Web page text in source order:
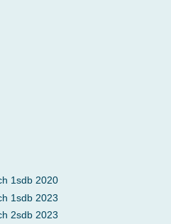
1sdb 2020
1sdb 2023
2sdb 2023